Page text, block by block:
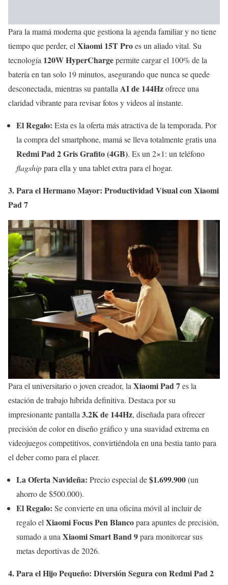
Para la mamá moderna que gestiona la agenda familiar y no tiene
tiempo que perder, el Xiaomi 15T Proes un aliado vital. Su
tecnología 120W HyperChargepermite cargar el 100% de la
batería en tan solo 19 minutos, asegurando que nunca se quede
desconectada, mientras su pantalla AI de 144Hzofrece una
claridad vibrante para revisar fotos y videos al instante.
El Regalo: Esta es la oferta más atractiva de la temporada. Por
la compra del smartphone, mamá se lleva totalmente gratis una
Redmi Pad 2 Gris Grafito (4GB). Es un 2×1: un teléfono
flagshippara ella y una tablet extra para el hogar.
3. Para el Hermano Mayor: Productividad Visual con Xiaomi
Pad 7
Para el universitario o joven creador, la Xiaomi Pad 7es la
estación de trabajo híbrida definitiva. Destaca por su
impresionante pantalla 3.2K de 144Hz, diseñada para ofrecer
precisión de color en diseño gráfico y una suavidad extrema en
videojuegos competitivos, convirtiéndola en una bestia tanto para
el deber como para el placer.
La Oferta Navideña: Precio especial de$1.699.900(un
ahorro de $500.000).
El Regalo: Se convierte en una oficina móvil al incluir de
regalo el Xiaomi Focus Pen Blancopara apuntes de precisión,
sumado a una Xiaomi Smart Band 9para monitorear sus
metas deportivas de 2026.
4. Para el Hijo Pequeño: Diversión Segura con Redmi Pad 2